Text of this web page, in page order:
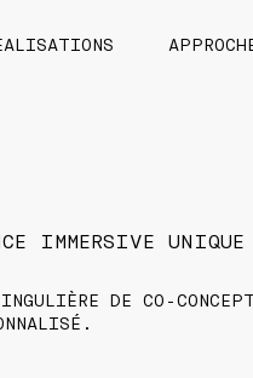
IMMERSIVE
DE CO-